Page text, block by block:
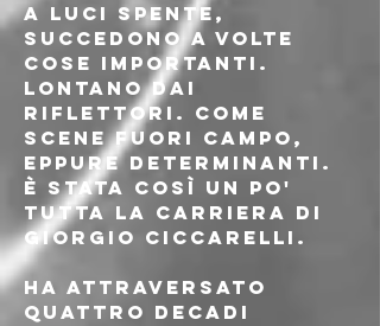
A luci spente,
succedono a volte
cose importanti.
Lontano dai
riflettori. Come
scene fuori campo,
eppure determinanti.
È stata così un po'
tutta la carriera di
Giorgio Ciccarelli.
Ha attraversato
quattro decadi